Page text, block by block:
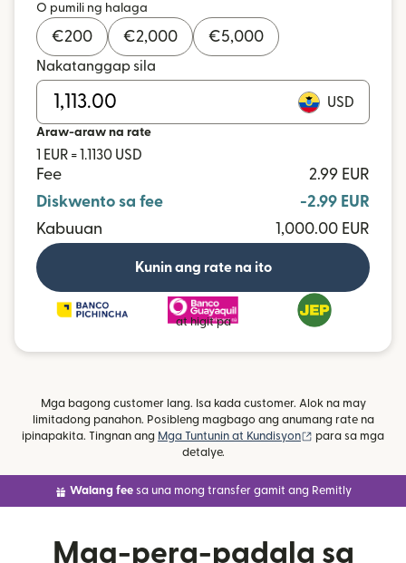
O pumili ng halaga
€200 €2,000 €5,000
Nakatanggap sila
USD
Araw-araw na rate
1 EUR = 1.1130 USD
Fee
2.99 EUR
Diskwento sa fee
-2.99 EUR
Kabuuan
1,000.00 EUR
Kunin ang rate na ito
at higit pa
Mga bagong customer lang. Isa kada customer. Alok na may
limitadong panahon. Posibleng magbago ang anumang rate na
ipinapakita. Tingnan ang Mga Tuntunin at Kundisyon (bubukas sa
para sa mga
detalye.
Walang feesa una mong transfer gamit ang Remitly
Mag-pera-padala sa